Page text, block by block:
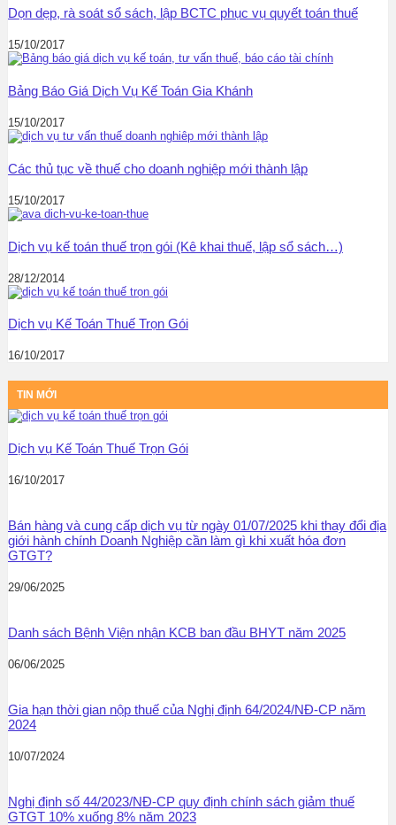
Dọn dẹp, rà soát sổ sách, lập BCTC phục vụ quyết toán thuế
15/10/2017
Bảng Báo Giá Dịch Vụ Kế Toán Gia Khánh
15/10/2017
Các thủ tục về thuế cho doanh nghiệp mới thành lập
15/10/2017
Dịch vụ kế toán thuế trọn gói (Kê khai thuế, lập sổ sách…)
28/12/2014
Dịch vụ Kế Toán Thuế Trọn Gói
16/10/2017
TIN MỚI
Dịch vụ Kế Toán Thuế Trọn Gói
16/10/2017
Bán hàng và cung cấp dịch vụ từ ngày 01/07/2025 khi thay đổi địa
giới hành chính Doanh Nghiệp cần làm gì khi xuất hóa đơn
GTGT?
29/06/2025
Danh sách Bệnh Viện nhận KCB ban đầu BHYT năm 2025
06/06/2025
Gia hạn thời gian nộp thuế của Nghị định 64/2024/NĐ-CP năm
2024
10/07/2024
Nghị định số 44/2023/NĐ-CP quy định chính sách giảm thuế
GTGT 10% xuống 8% năm 2023